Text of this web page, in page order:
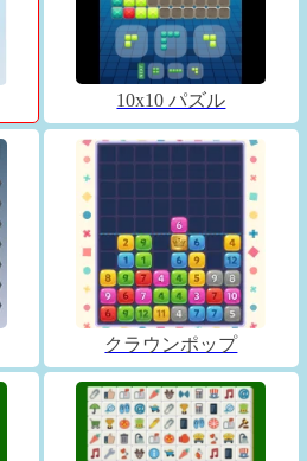
10x10 パズル
クラウンポップ